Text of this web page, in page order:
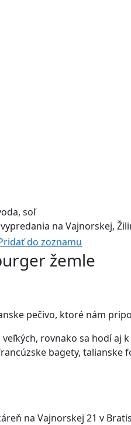
soľ
na Vajnorskej,
do zoznamu
žemle
pečivo, ktoré nám
rovnako sa hodí
bagety, talianske
na Vajnorskej 21 v